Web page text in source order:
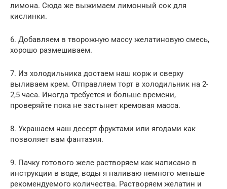
лимона. Сюда же выжимаем лимонный сок для
кислинки.
6. Добавляем в творожную массу желатиновую смесь,
хорошо размешиваем.
7. Из холодильника достаем наш корж и сверху
выливаем крем. Отправляем торт в холодильник на 2-
2,5 часа. Иногда требуется и больше времени,
проверяйте пока не застынет кремовая масса.
8. Украшаем наш десерт фруктами или ягодами как
позволяет вам фантазия.
9. Пачку готового желе растворяем как написано в
инструкции в воде, воды я наливаю немного меньше
рекомендуемого количества. Растворяем желатин и